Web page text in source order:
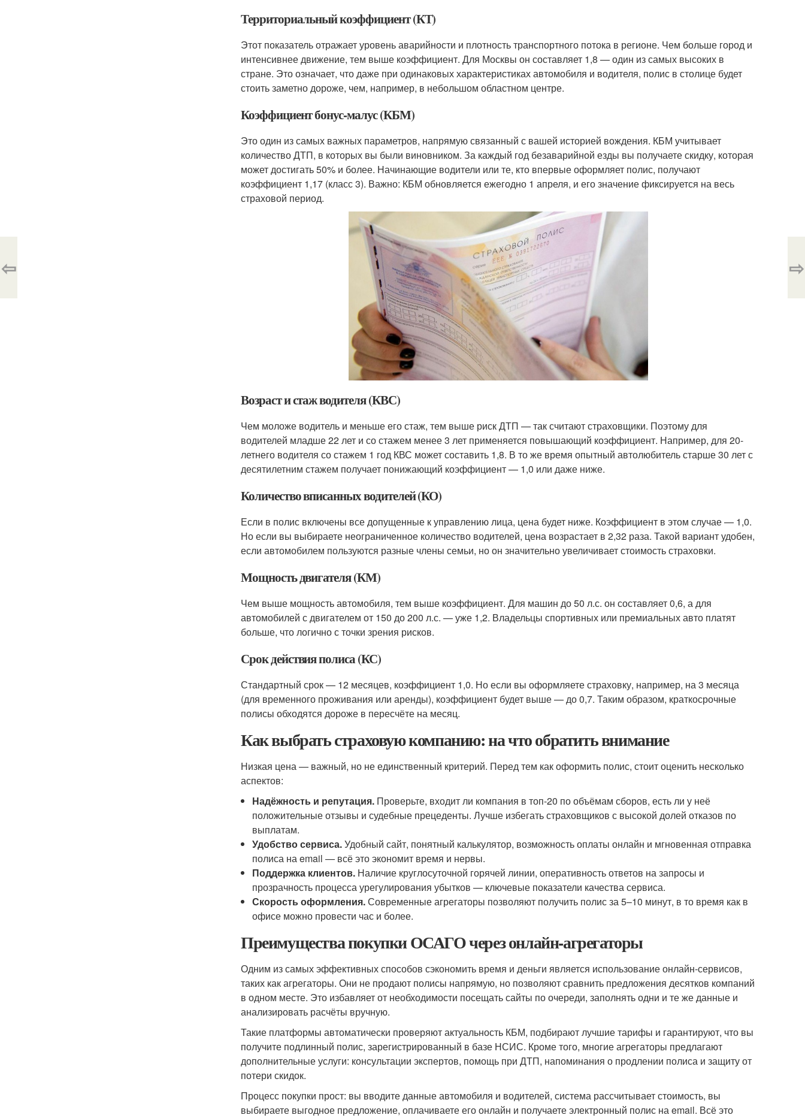
Территориальный коэффициент (КТ)
Этот показатель отражает уровень аварийности и плотность транспортного потока в регионе. Чем больше город и
интенсивнее движение, тем выше коэффициент. Для Москвы он составляет 1,8 — один из самых высоких в
стране. Это означает, что даже при одинаковых характеристиках автомобиля и водителя, полис в столице будет
стоить заметно дороже, чем, например, в небольшом областном центре.
Коэффициент бонус-малус (КБМ)
Это один из самых важных параметров, напрямую связанный с вашей историей вождения. КБМ учитывает
количество ДТП, в которых вы были виновником. За каждый год безаварийной езды вы получаете скидку, которая
может достигать 50% и более. Начинающие водители или те, кто впервые оформляет полис, получают
коэффициент 1,17 (класс 3). Важно: КБМ обновляется ежегодно 1 апреля, и его значение фиксируется на весь
страховой период.
Возраст и стаж водителя (КВС)
Чем моложе водитель и меньше его стаж, тем выше риск ДТП — так считают страховщики. Поэтому для
водителей младше 22 лет и со стажем менее 3 лет применяется повышающий коэффициент. Например, для 20-
летнего водителя со стажем 1 год КВС может составить 1,8. В то же время опытный автолюбитель старше 30 лет с
десятилетним стажем получает понижающий коэффициент — 1,0 или даже ниже.
Количество вписанных водителей (КО)
Если в полис включены все допущенные к управлению лица, цена будет ниже. Коэффициент в этом случае — 1,0.
Но если вы выбираете неограниченное количество водителей, цена возрастает в 2,32 раза. Такой вариант удобен,
если автомобилем пользуются разные члены семьи, но он значительно увеличивает стоимость страховки.
Мощность двигателя (КМ)
Чем выше мощность автомобиля, тем выше коэффициент. Для машин до 50 л.с. он составляет 0,6, а для
автомобилей с двигателем от 150 до 200 л.с. — уже 1,2. Владельцы спортивных или премиальных авто платят
больше, что логично с точки зрения рисков.
Срок действия полиса (КС)
Стандартный срок — 12 месяцев, коэффициент 1,0. Но если вы оформляете страховку, например, на 3 месяца
(для временного проживания или аренды), коэффициент будет выше — до 0,7. Таким образом, краткосрочные
полисы обходятся дороже в пересчёте на месяц.
Как выбрать страховую компанию: на что обратить внимание
Низкая цена — важный, но не единственный критерий. Перед тем как оформить полис, стоит оценить несколько
аспектов:
Надёжность и репутация. Проверьте, входит ли компания в топ-20 по объёмам сборов, есть ли у неё
положительные отзывы и судебные прецеденты. Лучше избегать страховщиков с высокой долей отказов по
выплатам.
Удобство сервиса.Удобный сайт, понятный калькулятор, возможность оплаты онлайн и мгновенная отправка
полиса на email — всё это экономит время и нервы.
Поддержка клиентов. Наличие круглосуточной горячей линии, оперативность ответов на запросы и
прозрачность процесса урегулирования убытков — ключевые показатели качества сервиса.
Скорость оформления.Современные агрегаторы позволяют получить полис за 5–10 минут, в то время как в
офисе можно провести час и более.
Преимущества покупки ОСАГО через онлайн-агрегаторы
Одним из самых эффективных способов сэкономить время и деньги является использование онлайн-сервисов,
таких как агрегаторы. Они не продают полисы напрямую, но позволяют сравнить предложения десятков компаний
в одном месте. Это избавляет от необходимости посещать сайты по очереди, заполнять одни и те же данные и
анализировать расчёты вручную.
Такие платформы автоматически проверяют актуальность КБМ, подбирают лучшие тарифы и гарантируют, что вы
получите подлинный полис, зарегистрированный в базе НСИС. Кроме того, многие агрегаторы предлагают
дополнительные услуги: консультации экспертов, помощь при ДТП, напоминания о продлении полиса и защиту от
потери скидок.
Процесс покупки прост: вы вводите данные автомобиля и водителей, система рассчитывает стоимость, вы
выбираете выгодное предложение, оплачиваете его онлайн и получаете электронный полис на email. Всё это
⇦ ⇨